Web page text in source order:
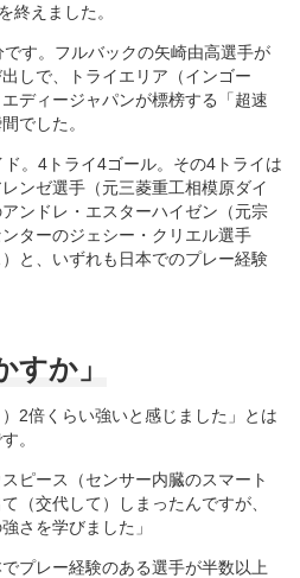
終えました。
す。フルバックの矢崎由高選手が
しで、トライエリア（インゴー
ディージャパンが標榜する「超速
でした。
。4トライ4ゴール。その4トライは
ンゼ選手（元三菱重工相模原ダイ
ンドレ・エスターハイゼン（元宗
ターのジェシー・クリエル選手
と、いずれも日本でのプレー経験
すか」
2倍くらい強いと感じました」とは
。
ピース（センサー内臓のスマート
（交代して）しまったんですが、
さを学びました」
プレー経験のある選手が半数以上